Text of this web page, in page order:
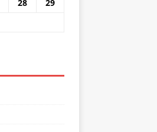
28
29